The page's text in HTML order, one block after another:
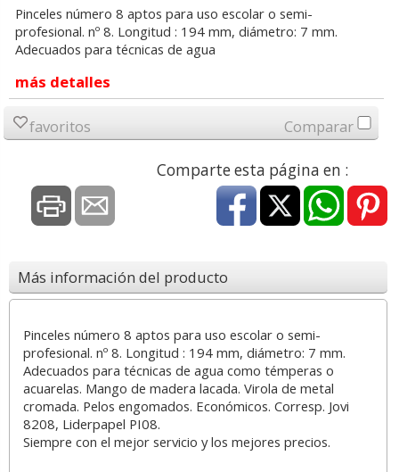
Pinceles número 8 aptos para uso escolar o semi-
profesional. nº 8. Longitud : 194 mm, diámetro: 7 mm.
Adecuados para técnicas de agua
más detalles
favoritos Comparar
Comparte esta página en :
Más información del producto
Pinceles número 8 aptos para uso escolar o semi-
profesional. nº 8. Longitud : 194 mm, diámetro: 7 mm.
Adecuados para técnicas de agua como témperas o
acuarelas. Mango de madera lacada. Virola de metal
cromada. Pelos engomados. Económicos. Corresp. Jovi
8208, Liderpapel PI08.
Siempre con el mejor servicio y los mejores precios.